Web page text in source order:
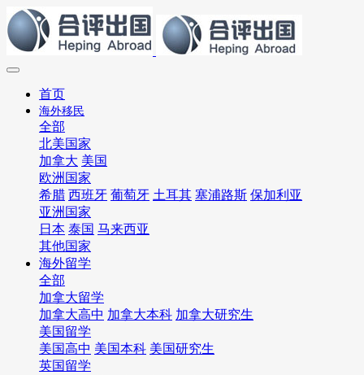
首页
海外移民
全部
北美国家
加拿大 美国
欧洲国家
希腊 西班牙 葡萄牙 土耳其 塞浦路斯 保加利亚
亚洲国家
日本 泰国 马来西亚
其他国家
海外留学
全部
加拿大留学
加拿大高中 加拿大本科 加拿大研究生
美国留学
美国高中 美国本科 美国研究生
英国留学